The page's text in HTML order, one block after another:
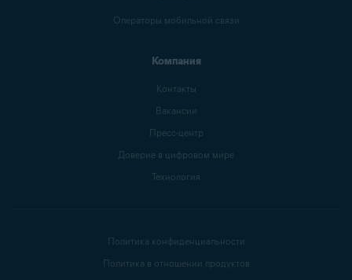
Операторы мобильной связи
Компания
Контакты
Вакансии
Пресс-центр
Доверие в цифровом мире
Технология
Политика конфиденциальности
Политика в отношении продуктов